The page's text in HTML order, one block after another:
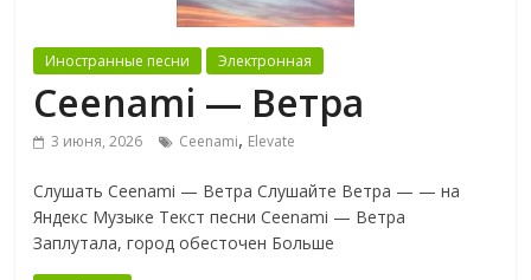
Иностранные песни Электронная
Ceenami — Ветра
3 июня, 2026 Ceenami, Elevate
Слушать Ceenami — Ветра Слушайте Ветра — — на
Яндекс Музыке Текст песни Ceenami — Ветра
Заплутала, город обесточен Больше